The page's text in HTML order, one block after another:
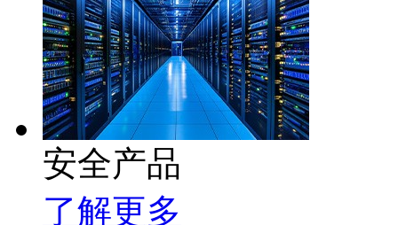
安全产品
了解更多